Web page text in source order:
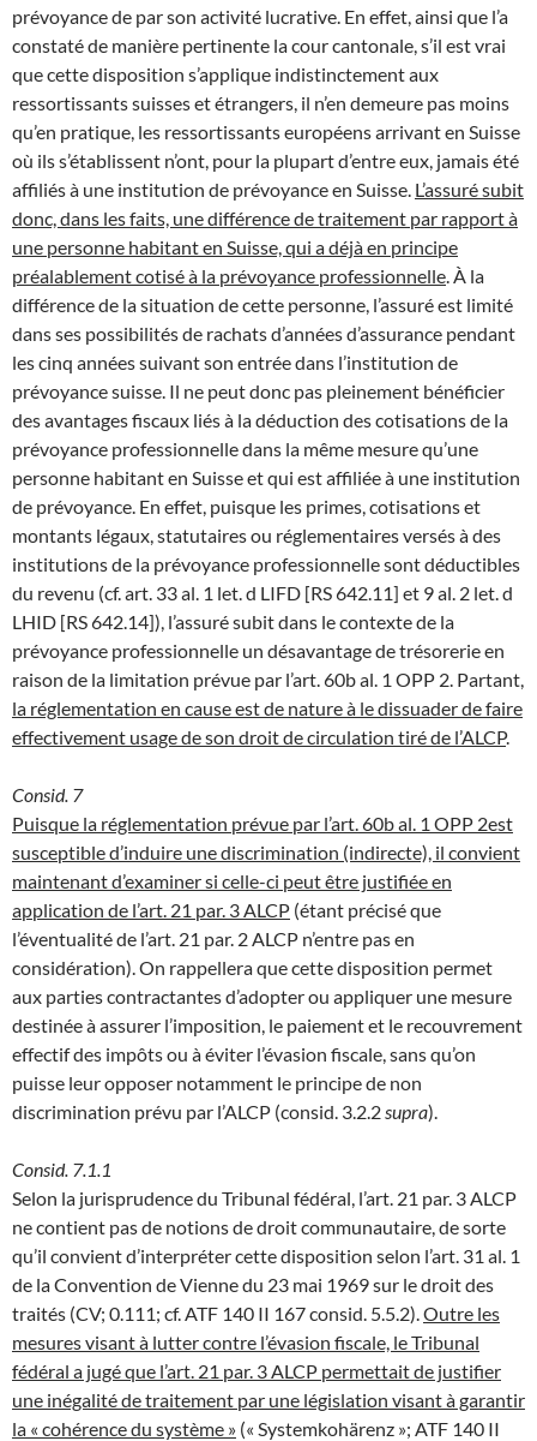
prévoyance de par son activité lucrative. En effet, ainsi que l’a
constaté de manière pertinente la cour cantonale, s’il est vrai
que cette disposition s’applique indistinctement aux
ressortissants suisses et étrangers, il n’en demeure pas moins
qu’en pratique, les ressortissants européens arrivant en Suisse
où ils s’établissent n’ont, pour la plupart d’entre eux, jamais été
affiliés à une institution de prévoyance en Suisse. L’assuré subit
donc, dans les faits, une différence de traitement par rapport à
une personne habitant en Suisse, qui a déjà en principe
préalablement cotisé à la prévoyance professionnelle . À la
différence de la situation de cette personne, l’assuré est limité
dans ses possibilités de rachats d’années d’assurance pendant
les cinq années suivant son entrée dans l’institution de
prévoyance suisse. Il ne peut donc pas pleinement bénéficier
des avantages fiscaux liés à la déduction des cotisations de la
prévoyance professionnelle dans la même mesure qu’une
personne habitant en Suisse et qui est affiliée à une institution
de prévoyance. En effet, puisque les primes, cotisations et
montants légaux, statutaires ou réglementaires versés à des
institutions de la prévoyance professionnelle sont déductibles
du revenu (cf. art. 33 al. 1 let. d LIFD [RS 642.11] et 9 al. 2 let. d
LHID [RS 642.14]), l’assuré subit dans le contexte de la
prévoyance professionnelle un désavantage de trésorerie en
raison de la limitation prévue par l’art. 60b al. 1 OPP 2. Partant,
la réglementation en cause est de nature à le dissuader de faire
effectivement usage de son droit de circulation tiré de l’ALCP.
Consid. 7
Puisque la réglementation prévue par l’art. 60b al. 1 OPP 2est
susceptible d’induire une discrimination (indirecte), il convient
maintenant d’examiner si celle-ci peut être justifiée en
application de l’art. 21 par. 3 ALCP (étant précisé que
l’éventualité de l’art. 21 par. 2 ALCP n’entre pas en
considération). On rappellera que cette disposition permet
aux parties contractantes d’adopter ou appliquer une mesure
destinée à assurer l’imposition, le paiement et le recouvrement
effectif des impôts ou à éviter l’évasion fiscale, sans qu’on
puisse leur opposer notamment le principe de non
discrimination prévu par l’ALCP (consid. 3.2.2 supra).
Consid. 7.1.1
Selon la jurisprudence du Tribunal fédéral, l’art. 21 par. 3 ALCP
ne contient pas de notions de droit communautaire, de sorte
qu’il convient d’interpréter cette disposition selon l’art. 31 al. 1
de la Convention de Vienne du 23 mai 1969 sur le droit des
traités (CV; 0.111; cf. ATF 140 II 167 consid. 5.5.2). Outre les
mesures visant à lutter contre l’évasion fiscale, le Tribunal
fédéral a jugé que l’art. 21 par. 3 ALCP permettait de justifier
une inégalité de traitement par une législation visant à garantir
la « cohérence du système » (« Systemkohärenz »; ATF 140 II